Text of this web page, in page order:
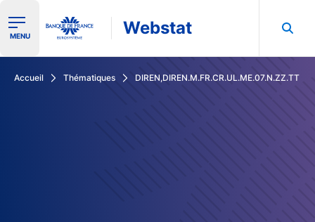
Ouvrir le menu de navigation
MENU Webstat
Accueil Thématiques DIREN,DIREN.M.FR.CR.UL.ME.07.N.ZZ.TT